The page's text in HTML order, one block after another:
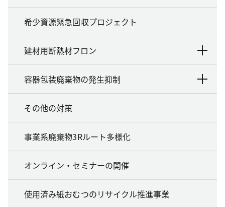
希少資源緊急回収プロジェクト
建材用断熱材フロン
容器包装廃棄物の発生抑制
その他の対策
事業系廃棄物3Rルート多様化
オンライン・セミナーの開催
使用済み紙おむつのリサイクル推進事業